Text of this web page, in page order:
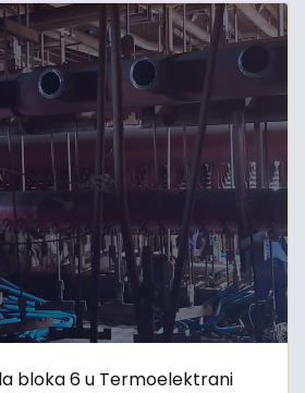
bloka 6 u Termoelektrani